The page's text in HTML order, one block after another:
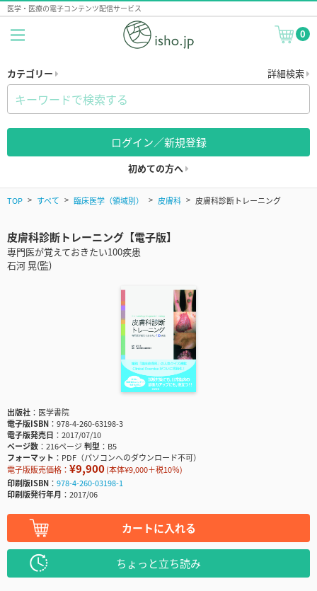
医学・医療の電子コンテンツ配信サービス
0
カテゴリー 詳細検索
ログイン／新規登録
初めての方へ
TOP すべて 臨床医学（領域別） 皮膚科 皮膚科診断トレーニング
皮膚科診断トレーニング【電子版】
専門医が覚えておきたい100疾患
石河 晃(監)
出版社
医学書院
電子版ISBN
978-4-260-63198-3
電子版発売日
2017/07/10
ページ数
216ページ判型
B5
フォーマット
PDF（パソコンへのダウンロード不可）
電子版販売価格： ¥9,900(本体¥9,000＋税10％)
印刷版ISBN
978-4-260-03198-1
印刷版発行年月
2017/06
カートに入れる
ちょっと立ち読み